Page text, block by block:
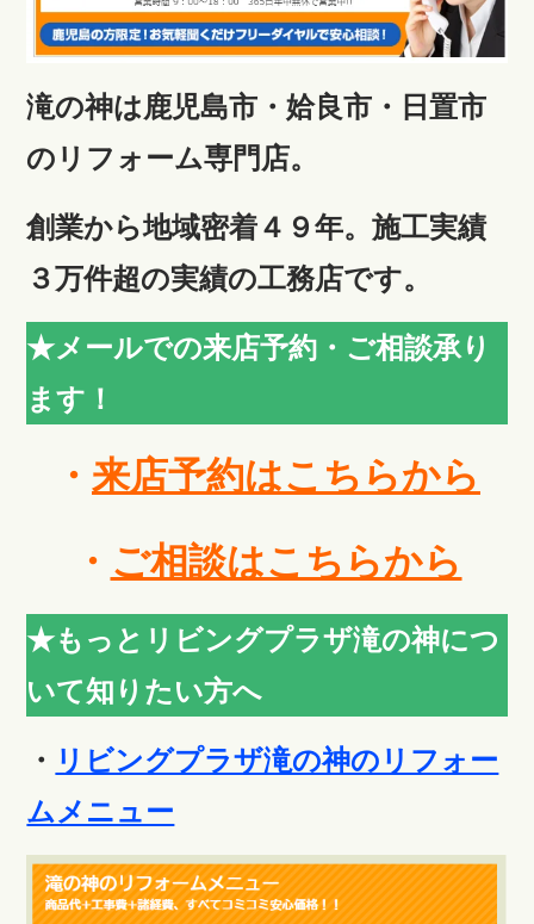
滝の神は鹿児島市・姶良市・日置市
のリフォーム専門店。
創業から地域密着４９年。施工実績
３万件超の実績の工務店です。
★メールでの来店予約・ご相談承り
ます！
・ 来店予約はこちらから
・ ご相談はこちらから
★もっとリビングプラザ滝の神につ
いて知りたい方へ
・ リビングプラザ滝の神のリフォー
ムメニュー